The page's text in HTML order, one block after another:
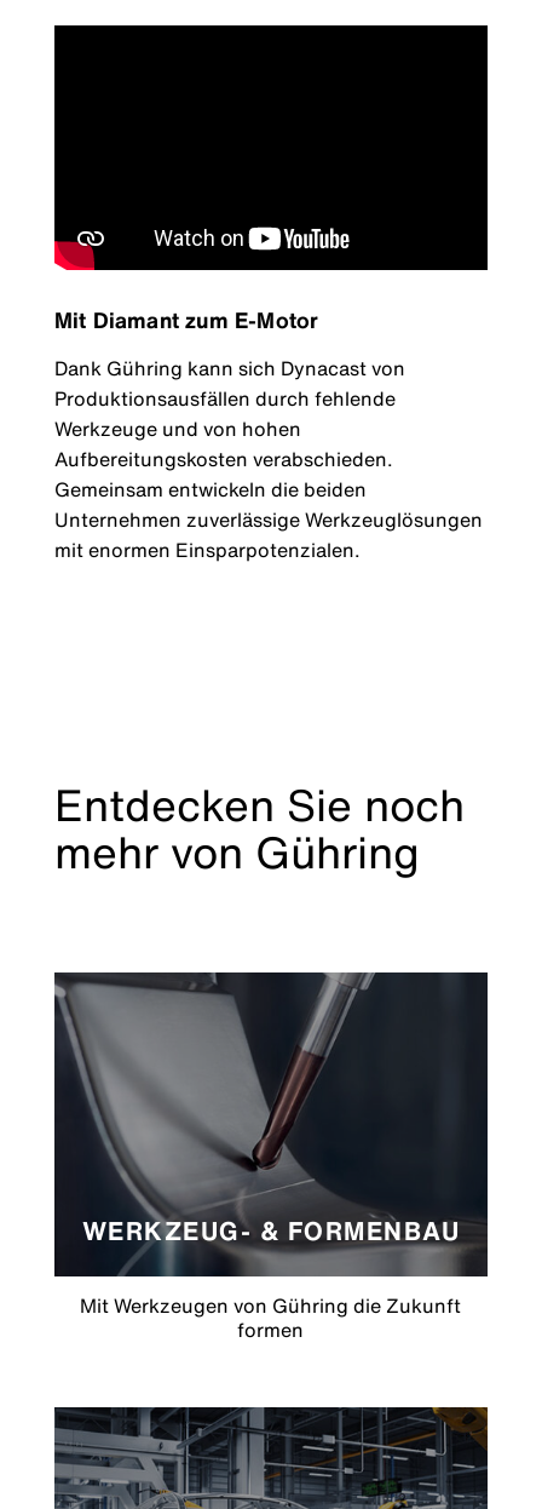
Mit Diamant zum E-Motor
Dank Gühring kann sich Dynacast von
Produktionsausfällen durch fehlende
Werkzeuge und von hohen
Aufbereitungskosten verabschieden.
Gemeinsam entwickeln die beiden
Unternehmen zuverlässige Werkzeuglösungen
mit enormen Einsparpotenzialen.
Entdecken Sie noch
mehr von Gühring
WERKZEUG- & FORMENBAU
Mit Werkzeugen von Gühring die Zukunft
formen